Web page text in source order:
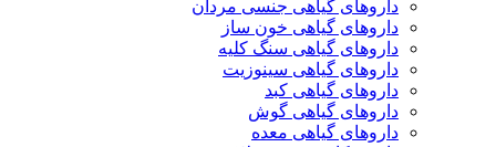
داروهای گیاهی جنسی مردان
داروهای گیاهی خون ساز
داروهای گیاهی سنگ کلیه
داروهای گیاهی سینوزیت
داروهای گیاهی کبد
داروهای گیاهی گوش
داروهای گیاهی معده